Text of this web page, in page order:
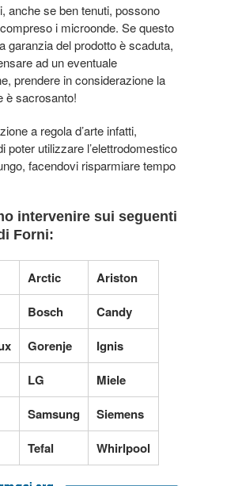
anche se ben tenuti, possono
i microonde. Se questo
garanzia del prodotto è scaduta,
ad un eventuale
prendere in considerazione la
è sacrosanto!
a regola d’arte infatti,
poter utilizzare l’elettrodomestico
facendovi risparmiare tempo
intervenire sui seguenti
Forni:
Arctic
Ariston
Bosch
Candy
Gorenje
Ignis
LG
Miele
Samsung
Siemens
Tefal Whirlpool